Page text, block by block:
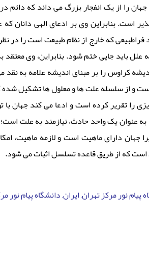
را از یک انفجار بزرگ می داند که
است. بنابراین وی بر ادعای الهی دانان که
که خارج از نظام طبیعت است را در
باید جایی ختم شود. بنابراین، وی
کراوس را بر مبنای اندیشه علامه به نقد
و از سلسله علت ها و معلول ها تشکیل
را تقریر کرده است و ادعا می کند جهان
عنوان یک واحد حادث، نیازمند به علت
جهان دارای ماهیت است و لازمه ماهیت،
است که از طریق قاعده تسلسل اثبات می شود.
نور مرکز تهران, ایران, دانشگاه پیام نور